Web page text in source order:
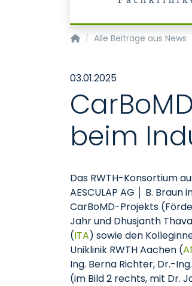
Institut für Anatomie und
Alle Beiträge aus News
03.01.2025
beim
Das RWTH-Konsortium
AESCULAP AG │ B.
CarBoMD-Projekts
Jahr und Dhusjanth
(ITA) sowie den
Uniklinik RWTH Aachen (
Ing. Berna Richter, Dr.-
(im Bild 2 rechts, mit Dr.